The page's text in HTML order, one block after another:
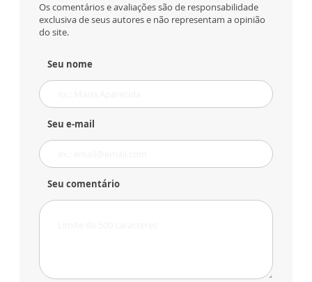
Os comentários e avaliações são de responsabilidade
exclusiva de seus autores e não representam a opinião
do site.
Seu nome
Seu e-mail
Seu comentário